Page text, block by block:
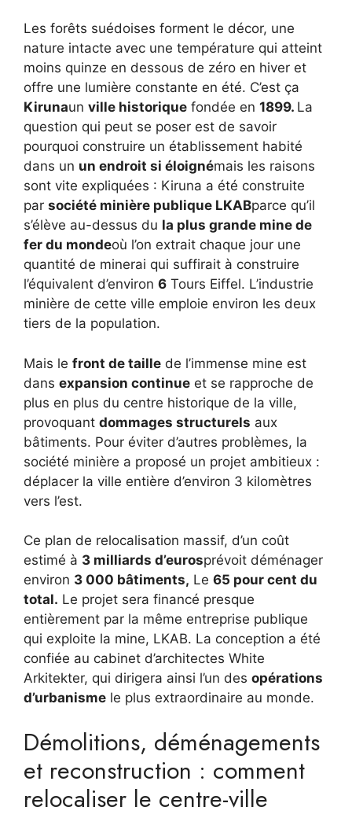
Les forêts suédoises forment le décor, une
nature intacte avec une température qui atteint
moins quinze en dessous de zéro en hiver et
offre une lumière constante en été. C’est ça
Kirunaun ville historique fondée en 1899. La
question qui peut se poser est de savoir
pourquoi construire un établissement habité
dans un un endroit si éloignémais les raisons
sont vite expliquées : Kiruna a été construite
par société minière publique LKABparce qu’il
s’élève au-dessus du la plus grande mine de
fer du mondeoù l’on extrait chaque jour une
quantité de minerai qui suffirait à construire
l’équivalent d’environ 6 Tours Eiffel. L’industrie
minière de cette ville emploie environ les deux
tiers de la population.
Mais le front de taille de l’immense mine est
dans expansion continue et se rapproche de
plus en plus du centre historique de la ville,
provoquant dommages structurels aux
bâtiments. Pour éviter d’autres problèmes, la
société minière a proposé un projet ambitieux :
déplacer la ville entière d’environ 3 kilomètres
vers l’est.
Ce plan de relocalisation massif, d’un coût
estimé à 3 milliards d’eurosprévoit déménager
environ 3 000 bâtiments, Le 65 pour cent du
total. Le projet sera financé presque
entièrement par la même entreprise publique
qui exploite la mine, LKAB. La conception a été
confiée au cabinet d’architectes White
Arkitekter, qui dirigera ainsi l’un des opérations
d’urbanisme le plus extraordinaire au monde.
Démolitions, déménagements
et reconstruction : comment
relocaliser le centre-ville